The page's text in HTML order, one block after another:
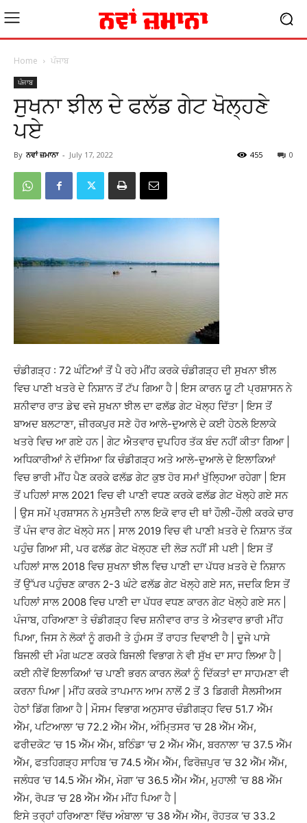
Home ਪੰਜਾਬ
ਪੰਜਾਬ
ਸੁਖਨਾ ਝੀਲ ਦੇ ਫਲੱਡ ਗੇਟ ਖੋਲ੍ਹਣੇ
ਪਏ
By ਨਵਾਂ ਜ਼ਮਾਨਾ - July 17, 2022 0
455
ਚੰਡੀਗੜ੍ਹ : 72 ਘੰਟਿਆਂ ਤੋਂ ਪੈ ਰਹੇ ਮੀਂਹ ਕਰਕੇ ਚੰਡੀਗੜ੍ਹ ਦੀ ਸੁਖਨਾ ਝੀਲ
ਵਿਚ ਪਾਣੀ ਖਤਰੇ ਦੇ ਨਿਸ਼ਾਨ ਤੋਂ ਟੱਪ ਗਿਆ ਹੈ | ਇਸ ਕਾਰਨ ਯੂ ਟੀ ਪ੍ਰਸ਼ਾਸਨ ਨੇ
ਸ਼ਨੀਵਾਰ ਰਾਤ ਡੇਢ ਵਜੇ ਸੁਖਨਾ ਝੀਲ ਦਾ ਫਲੱਡ ਗੇਟ ਖੋਲ੍ਹ ਦਿੱਤਾ | ਇਸ ਤੋਂ
ਬਾਅਦ ਬਲਟਾਣਾ, ਜ਼ੀਰਕਪੁਰ ਸਣੇ ਹੋਰ ਆਲੇ-ਦੁਆਲੇ ਦੇ ਕਈ ਹੇਠਲੇ ਇਲਾਕੇ
ਖਤਰੇ ਵਿਚ ਆ ਗਏ ਹਨ | ਗੇਟ ਐਤਵਾਰ ਦੁਪਹਿਰ ਤੱਕ ਬੰਦ ਨਹੀਂ ਕੀਤਾ ਗਿਆ |
ਅਧਿਕਾਰੀਆਂ ਨੇ ਦੱਸਿਆ ਕਿ ਚੰਡੀਗੜ੍ਹ ਅਤੇ ਆਲੇ-ਦੁਆਲੇ ਦੇ ਇਲਾਕਿਆਂ
ਵਿਚ ਭਾਰੀ ਮੀਂਹ ਪੈਣ ਕਰਕੇ ਫਲੱਡ ਗੇਟ ਕੁਝ ਹੋਰ ਸਮਾਂ ਖੁੱਲਿ੍ਹਆ ਰਹੇਗਾ | ਇਸ
ਤੋਂ ਪਹਿਲਾਂ ਸਾਲ 2021 ਵਿਚ ਵੀ ਪਾਣੀ ਵਧਣ ਕਰਕੇ ਫਲੱਡ ਗੇਟ ਖੋਲ੍ਹੇ ਗਏ ਸਨ
| ਉਸ ਸਮੇਂ ਪ੍ਰਸ਼ਾਸਨ ਨੇ ਮੁਸਤੈਦੀ ਨਾਲ ਇਕੋ ਵਾਰ ਦੀ ਥਾਂ ਹੌਲੀ-ਹੌਲੀ ਕਰਕੇ ਚਾਰ
ਤੋਂ ਪੰਜ ਵਾਰ ਗੇਟ ਖੋਲ੍ਹੇ ਸਨ | ਸਾਲ 2019 ਵਿਚ ਵੀ ਪਾਣੀ ਖ਼ਤਰੇ ਦੇ ਨਿਸ਼ਾਨ ਤੱਕ
ਪਹੁੰਚ ਗਿਆ ਸੀ, ਪਰ ਫਲੱਡ ਗੇਟ ਖੋਲ੍ਹਣ ਦੀ ਲੋੜ ਨਹੀਂ ਸੀ ਪਈ | ਇਸ ਤੋਂ
ਪਹਿਲਾਂ ਸਾਲ 2018 ਵਿਚ ਸੁਖਨਾ ਝੀਲ ਵਿਚ ਪਾਣੀ ਦਾ ਪੱਧਰ ਖ਼ਤਰੇ ਦੇ ਨਿਸ਼ਾਨ
ਤੋਂ ਉੱਪਰ ਪਹੁੰਚਣ ਕਾਰਨ 2-3 ਘੰਟੇ ਫਲੱਡ ਗੇਟ ਖੋਲ੍ਹੇ ਗਏ ਸਨ, ਜਦਕਿ ਇਸ ਤੋਂ
ਪਹਿਲਾਂ ਸਾਲ 2008 ਵਿਚ ਪਾਣੀ ਦਾ ਪੱਧਰ ਵਧਣ ਕਾਰਨ ਗੇਟ ਖੋਲ੍ਹੇ ਗਏ ਸਨ |
ਪੰਜਾਬ, ਹਰਿਆਣਾ ਤੇ ਚੰਡੀਗੜ੍ਹ ਵਿਚ ਸ਼ਨੀਵਾਰ ਰਾਤ ਤੇ ਐਤਵਾਰ ਭਾਰੀ ਮੀਂਹ
ਪਿਆ, ਜਿਸ ਨੇ ਲੋਕਾਂ ਨੂੰ ਗਰਮੀ ਤੇ ਹੁੰਮਸ ਤੋਂ ਰਾਹਤ ਦਿਵਾਈ ਹੈ | ਦੂਜੇ ਪਾਸੇ
ਬਿਜਲੀ ਦੀ ਮੰਗ ਘਟਣ ਕਰਕੇ ਬਿਜਲੀ ਵਿਭਾਗ ਨੇ ਵੀ ਸੁੱਖ ਦਾ ਸਾਹ ਲਿਆ ਹੈ |
ਕਈ ਨੀਵੇਂ ਇਲਾਕਿਆਂ ‘ਚ ਪਾਣੀ ਭਰਨ ਕਾਰਨ ਲੋਕਾਂ ਨੂੰ ਦਿੱਕਤਾਂ ਦਾ ਸਾਹਮਣਾ ਵੀ
ਕਰਨਾ ਪਿਆ | ਮੀਂਹ ਕਰਕੇ ਤਾਪਮਾਨ ਆਮ ਨਾਲੋਂ 2 ਤੋਂ 3 ਡਿਗਰੀ ਸੈਲਸੀਅਸ
ਹੇਠਾਂ ਡਿੱਗ ਗਿਆ ਹੈ | ਮੌਸਮ ਵਿਭਾਗ ਅਨੁਸਾਰ ਚੰਡੀਗੜ੍ਹ ਵਿਚ 51.7 ਐੱਮ
ਐੱਮ, ਪਟਿਆਲਾ ‘ਚ 72.2 ਐੱਮ ਐੱਮ, ਅੰਮਿ੍ਤਸਰ ‘ਚ 28 ਐੱਮ ਐੱਮ,
ਫਰੀਦਕੋਟ ‘ਚ 15 ਐੱਮ ਐੱਮ, ਬਠਿੰਡਾ ‘ਚ 2 ਐੱਮ ਐੱਮ, ਬਰਨਾਲਾ ‘ਚ 37.5 ਐੱਮ
ਐੱਮ, ਫਤਹਿਗੜ੍ਹ ਸਾਹਿਬ ‘ਚ 74.5 ਐੱਮ ਐੱਮ, ਫਿਰੋਜ਼ਪੁਰ ‘ਚ 32 ਐੱਮ ਐੱਮ,
ਜਲੰਧਰ ‘ਚ 14.5 ਐੱਮ ਐੱਮ, ਮੋਗਾ ‘ਚ 36.5 ਐੱਮ ਐੱਮ, ਮੁਹਾਲੀ ‘ਚ 88 ਐੱਮ
ਐੱਮ, ਰੋਪੜ ‘ਚ 28 ਐੱਮ ਐੱਮ ਮੀਂਹ ਪਿਆ ਹੈ |
ਇਸੇ ਤਰ੍ਹਾਂ ਹਰਿਆਣਾ ਵਿੱਚ ਅੰਬਾਲਾ ‘ਚ 38 ਐੱਮ ਐੱਮ, ਰੋਹਤਕ ‘ਚ 33.2